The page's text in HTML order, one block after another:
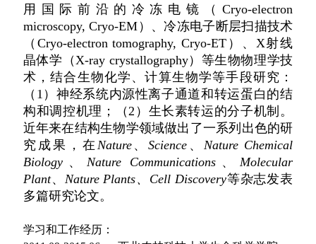
用国际前沿的冷冻电镜（Cryo-electron
microscopy, Cryo-EM ）、冷冻电子断层扫描技术
（ Cryo-electron tomography, Cryo-ET ）、X射线
晶体学（ X-ray crystallography）等生物物理学技
术，结合生物化学、计算生物学等手段研究：
（1）神经系统内源性离子通道和转运蛋白的结
构和调控机理；（2）生长素转运的分子机制。
近年来在结构生物学领域做出了一系列出色的研
究成果，在 Nature、Science 、 Nature Chemical
Biology、 Nature Communications 、 Molecular
Plant、 Nature Plants、 Cell Discovery等杂志发表
多篇研究论文。
学习和工作经历：